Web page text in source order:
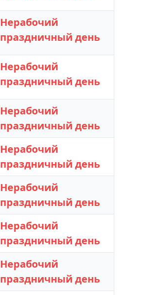
Нерабочий
праздничный день
Нерабочий
праздничный день
Нерабочий
праздничный день
Нерабочий
праздничный день
Нерабочий
праздничный день
Нерабочий
праздничный день
Нерабочий
праздничный день